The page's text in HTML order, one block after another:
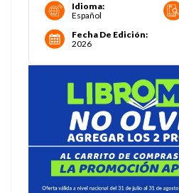
Idioma:
Español
Fecha De Edición:
2026